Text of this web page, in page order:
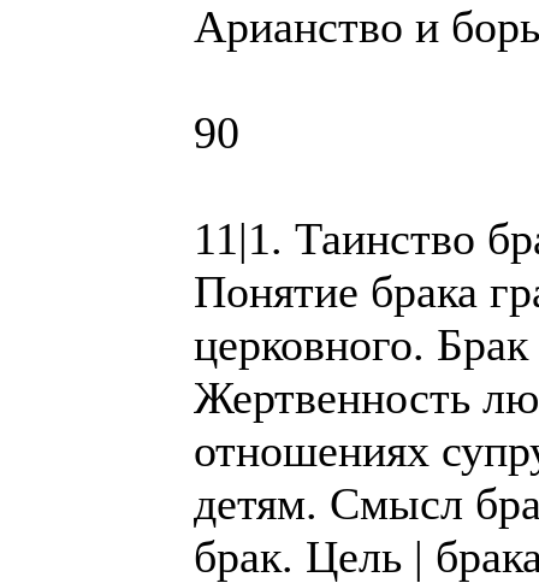
Арианство и
90
11|1. Таинство
Понятие брака
церковного.
Жертвенность
отношениях
детям. Смысл
брак. Цель |